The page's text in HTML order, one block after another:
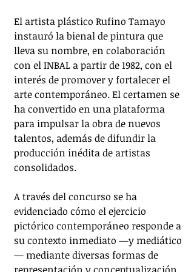
El artista plástico Rufino Tamayo
instauró la bienal de pintura que
lleva su nombre, en colaboración
con el INBAL a partir de 1982, con el
interés de promover y fortalecer el
arte contemporáneo. El certamen se
ha convertido en una plataforma
para impulsar la obra de nuevos
talentos, además de difundir la
producción inédita de artistas
consolidados.
A través del concurso se ha
evidenciado cómo el ejercicio
pictórico contemporáneo responde a
su contexto inmediato —y mediático
— mediante diversas formas de